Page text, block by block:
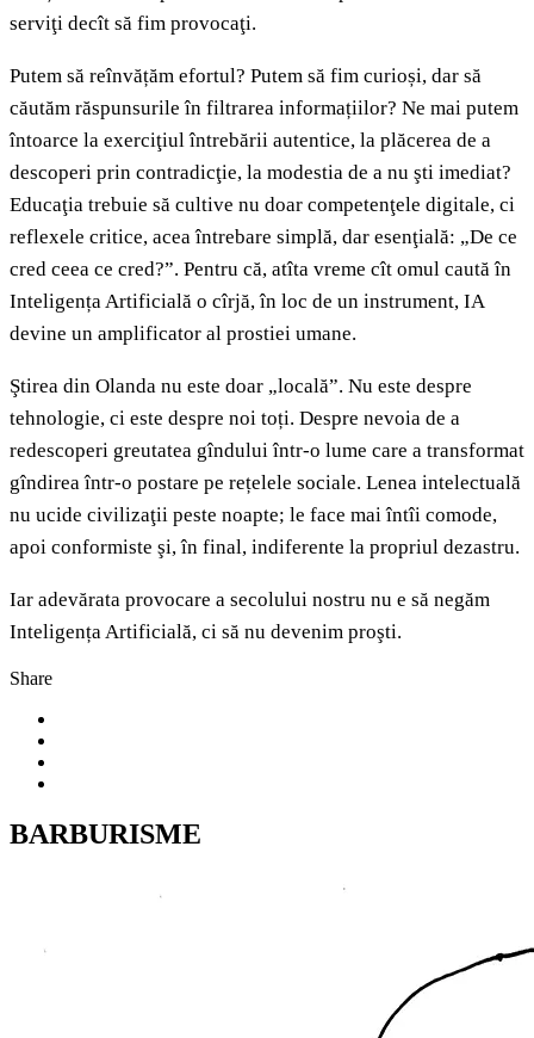
serviţi decît să fim provocaţi.
Putem să reînvățăm efortul? Putem să fim curioși, dar să
căutăm răspunsurile în filtrarea informațiilor? Ne mai putem
întoarce la exerciţiul întrebării autentice, la plăcerea de a
descoperi prin contradicţie, la modestia de a nu şti imediat?
Educaţia trebuie să cultive nu doar competenţele digitale, ci
reflexele critice, acea întrebare simplă, dar esenţială: „De ce
cred ceea ce cred?”. Pentru că, atîta vreme cît omul caută în
Inteligența Artificială o cîrjă, în loc de un instrument, IA
devine un amplificator al prostiei umane.
Ştirea din Olanda nu este doar „locală”. Nu este despre
tehnologie, ci este despre noi toți. Despre nevoia de a
redescoperi greutatea gîndului într-o lume care a transformat
gîndirea într-o postare pe rețelele sociale. Lenea intelectuală
nu ucide civilizaţii peste noapte; le face mai întîi comode,
apoi conformiste şi, în final, indiferente la propriul dezastru.
Iar adevărata provocare a secolului nostru nu e să negăm
Inteligența Artificială, ci să nu devenim proşti.
Share
BARBURISME